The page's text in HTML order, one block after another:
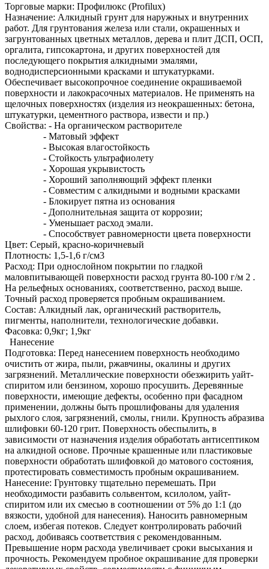
Торговые марки: Профилюкс (Profilux)
Назначение: Алкидный грунт для наружных и внутренних
работ. Для грунтования железа или стали, окрашенных и
загрунтованных цветных металлов, дерева и плит ДСП, ОСП,
оргалита, гипсокартона, и других поверхностей для
последующего покрытия алкидными эмалями,
воднодисперсионными красками и штукатурками.
Обеспечивает высокопрочное соединение окрашиваемой
поверхности и лакокрасочных материалов. Не применять на
щелочных поверхностях (изделия из неокрашенных: бетона,
штукатурки, цементного раствора, извести и пр.)
Свойства: - На органическом растворителе
- Матовый эффект
- Высокая влагостойкость
- Стойкость ультрафиолету
- Хорошая укрывистость
- Хороший заполняющий эффект пленки
- Совместим с алкидными и водными красками
- Блокирует пятна из основания
- Дополнительная защита от коррозии;
- Уменьшает расход эмали.
- Способствует равномерности цвета поверхности
Цвет: Серый, красно-коричневый
Плотность: 1,5-1,6 г/см3
Расход: При однослойном покрытии по гладкой
маловпитывающей поверхности расход грунта 80-100 г/м 2 .
На рельефных основаниях, соответственно, расход выше.
Точный расход проверяется пробным окрашиванием.
Состав: Алкидный лак, органический растворитель,
пигменты, наполнители, технологические добавки.
Фасовка: 0,9кг; 1,9кг
Нанесение
Подготовка: Перед нанесением поверхность необходимо
очистить от жира, пыли, ржавчины, окалины и других
загрязнений. Металлические поверхности обезжирить уайт-
спиритом или бензином, хорошо просушить. Деревянные
поверхности, имеющие дефекты, особенно при фасадном
применении, должны быть прошлифованы для удаления
рыхлого слоя, загрязнений, смолы, гнили. Крупность абразива
шлифовки 60-120 грит. Поверхность обеспылить, в
зависимости от назначения изделия обработать антисептиком
на алкидной основе. Прочные крашенные или пластиковые
поверхности обработать шлифовкой до матового состояния,
протестировать совместимость пробным окрашиванием.
Нанесение: Грунтовку тщательно перемешать. При
необходимости разбавить сольвентом, ксилолом, уайт-
спиритом или их смесью в соотношении от 5% до 1:1 (до
вязкости, удобной для нанесения). Наносить равномерным
слоем, избегая потеков. Следует контролировать рабочий
расход, добиваясь соответствия с рекомендованным.
Превышение норм расхода увеличивает сроки высыхания и
прочность. Рекомендуем пробное окрашивание для проверки